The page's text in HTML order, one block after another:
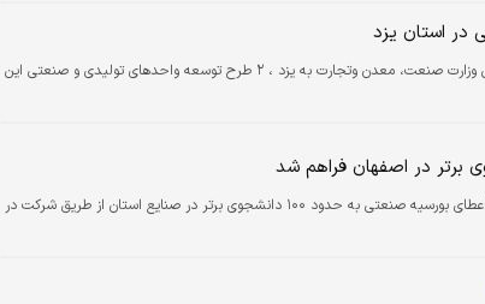
برنامه و بودجه استان، مدیران کل آموزش و پرورش، صمت و نوسازی مدارس
بافق،…
همزمان با سفر محمد مهدی برادران، معاون صنایع عمومی وزارت صنعت، معدن وتجارت به یزد ، ۲ طرح توسعه واحدهای تولیدی و صنعتی این
معاون بنیاد نخبگان اصفهان گفت: در سال جاری ظرفیت اعطای بورسیه صنعتی به حدود ۱۰۰ دانشجوی برتر در صنایع استان از طریق شرکت در